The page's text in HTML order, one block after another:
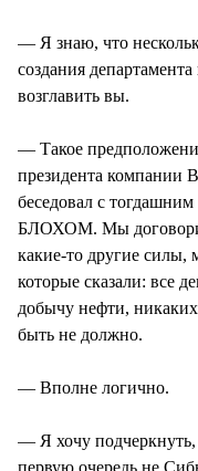
— Я знаю, что
создания
возглавить вы.
— Такое
президента
беседовал с
БЛОХОМ. Мы
какие-то другие силы,
которые сказали: все
добычу нефти,
быть не должно.
— Вполне логично.
— Я хочу
первую очередь не